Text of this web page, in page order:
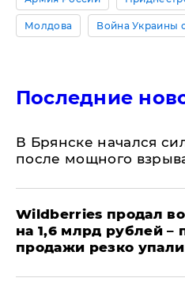
Молдова Война Украины
Последние
В Брянске начался
после мощного
​Wildberries продал
на 1,6 млрд рублей –
продажи резко упали